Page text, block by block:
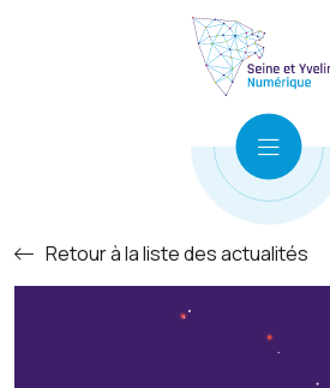
Retour à la liste des actualités